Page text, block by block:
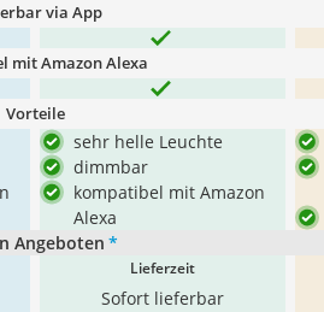
via App
mit Amazon Alexa
Vorteile
sehr helle Leuchte
dimmbar
kompatibel mit Amazon
Alexa
Angeboten *
Lieferzeit
Sofort lieferbar